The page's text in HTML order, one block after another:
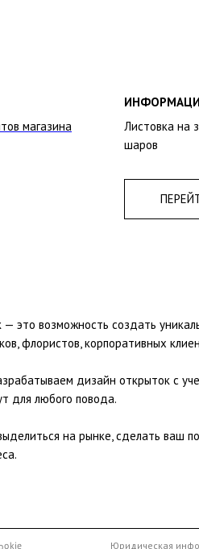
магазина
Листовка на
шаров
это возможность создать
флористов, корпоративных
дизайн открыток с
для любого повода.
на рынке, сделать
Юридическая